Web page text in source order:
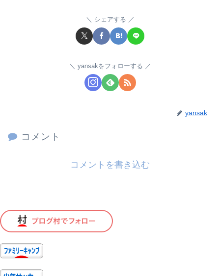
シェアする
yansakをフォローする
yansak
コメント
コメントを書き込む